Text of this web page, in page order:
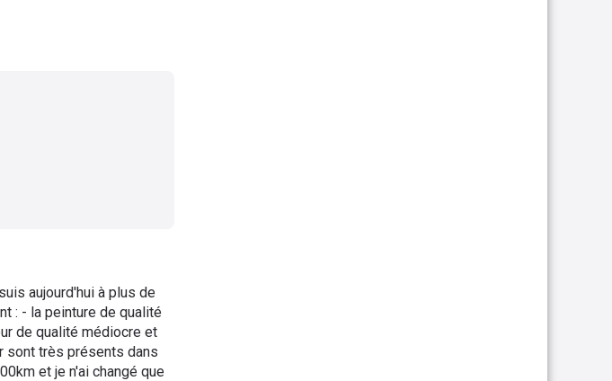
aujourd'hui à plus de
: - la peinture de qualité
de qualité médiocre et
sont très présents dans
et je n'ai changé que